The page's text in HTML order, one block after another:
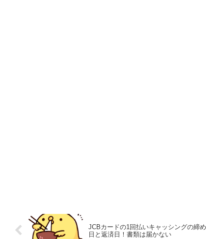
JCBカードの1回払いキャッシングの締め
日と返済日！書類は届かない